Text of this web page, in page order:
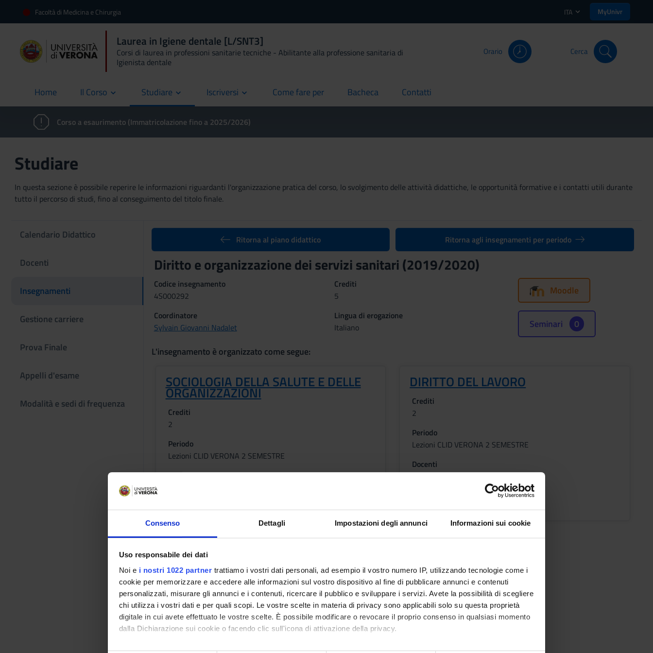
Consenso Dettagli Impostazioni degli annunci Informazioni sui cookie
Uso responsabile dei dati
Noi e i nostri 1022 partner trattiamo i vostri dati personali, ad esempio il vostro numero IP, utilizzando tecnologie come i
cookie per memorizzare e accedere alle informazioni sul vostro dispositivo al fine di pubblicare annunci e contenuti
personalizzati, misurare gli annunci e i contenuti, ricercare il pubblico e sviluppare i servizi. Avete la possibilità di scegliere
chi utilizza i vostri dati e per quali scopi. Le vostre scelte in materia di privacy sono applicabili solo su questa proprietà
digitale in cui avete effettuato le vostre scelte. È possibile modificare o revocare il proprio consenso in qualsiasi momento
dalla Dichiarazione sui cookie o facendo clic sull'icona di attivazione della privacy.
Facoltà di Medicina e Chirurgia ITA MyUnivr
Laurea in Igiene dentale [L/SNT3]
Corsi di laurea in professioni sanitarie tecniche - Abilitante alla professione sanitaria di
Igienista dentale
Orario Cerca
Home
current Il Corso Studiare Iscriversi Come fare per
current Bacheca
current Contatti
current
Corso a esaurimento (Immatricolazione fino a 2025/2026)
Studiare
In questa sezione è possibile reperire le informazioni riguardanti l'organizzazione pratica del corso, lo svolgimento delle attività didattiche, le opportunità formative e i contatti utili durante
tutto il percorso di studi, fino al conseguimento del titolo finale.
Calendario Didattico
Docenti
Insegnamenti
Gestione carriere
Prova Finale
Appelli d'esame
Modalità e sedi di frequenza
Ritorna al piano didattico Ritorna agli insegnamenti per periodo
Diritto e organizzazione dei servizi sanitari (2019/2020)
Codice insegnamento
4S000292
Crediti
5
Coordinatore
Sylvain Giovanni Nadalet
Lingua di erogazione
Italiano
Moodle
Seminari 0
L'insegnamento è organizzato come segue:
SOCIOLOGIA DELLA SALUTE E DELLE
ORGANIZZAZIONI
Crediti
2
Periodo
Lezioni CLID VERONA 2 SEMESTRE
Docenti
Orario Lezioni
DIRITTO DEL LAVORO
Crediti
2
Periodo
Lezioni CLID VERONA 2 SEMESTRE
Docenti
Sylvain Giovanni Nadalet
ORGANIZZAZIONE DEL SISTEMA
SANITARIO E LEGISLAZIONE
SANITARIA
Crediti
1
Periodo